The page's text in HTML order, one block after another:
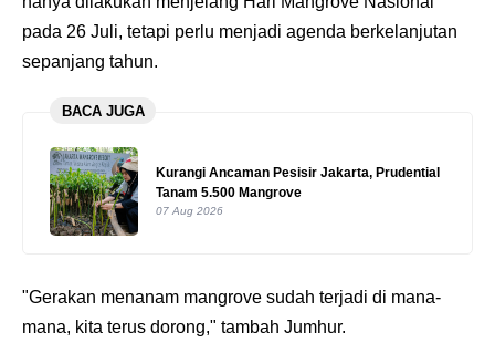
pada 26 Juli, tetapi perlu menjadi agenda berkelanjutan
sepanjang tahun.
BACA JUGA
Kurangi Ancaman Pesisir Jakarta, Prudential
Tanam 5.500 Mangrove
07 Aug 2026
"Gerakan menanam mangrove sudah terjadi di mana-
mana, kita terus dorong," tambah Jumhur.